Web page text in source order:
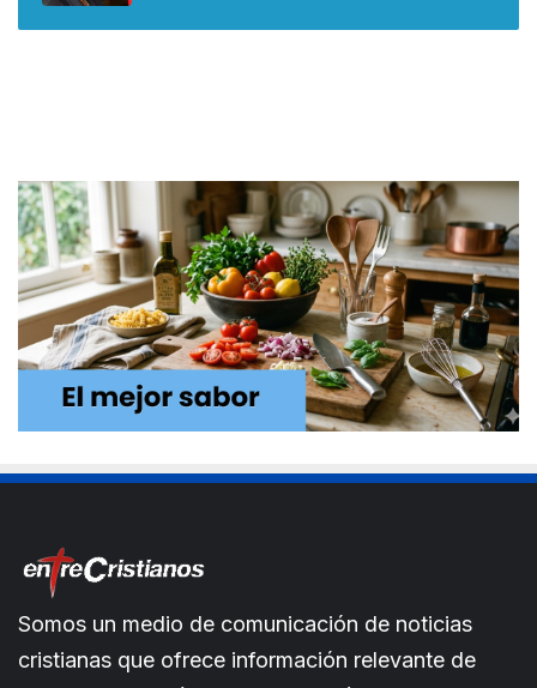
Somos un medio de comunicación de noticias
cristianas que ofrece información relevante de